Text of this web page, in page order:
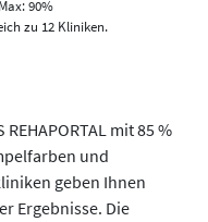
90%
zu 12 Kliniken.
mit 85 %
und
geben Ihnen
Ergebnisse. Die